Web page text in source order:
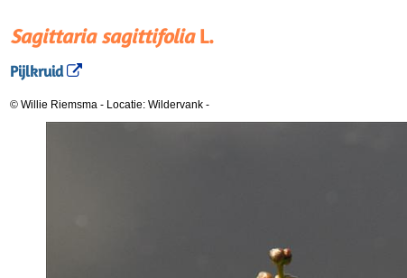
Sagittaria sagittifoliaL.
Pijlkruid
© Willie Riemsma - Locatie: Wildervank -